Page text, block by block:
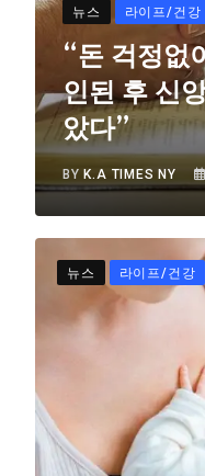
뉴스 라이프/건강
“돈 걱정없
인된 후 신
았다”
BY K.A TIMES NY
뉴스 라이프/건강